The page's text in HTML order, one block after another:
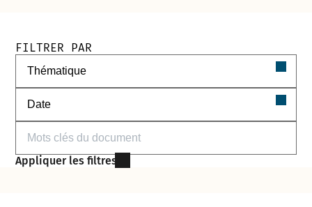
Filtres de recherche des documents
FILTRER PAR
Filtrer par thématique
Filtrer par date
Filtrer par mots-clés
Appliquer les filtres